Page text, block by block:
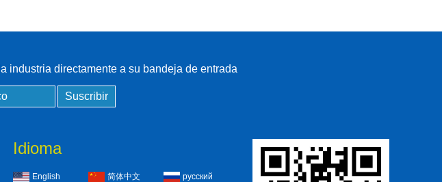
industria directamente a su bandeja de entrada
Idioma
English 简体中文
русский